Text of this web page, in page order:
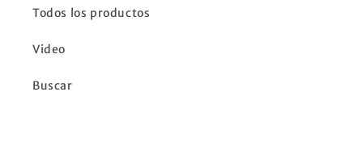
Todos los productos
Video
Buscar